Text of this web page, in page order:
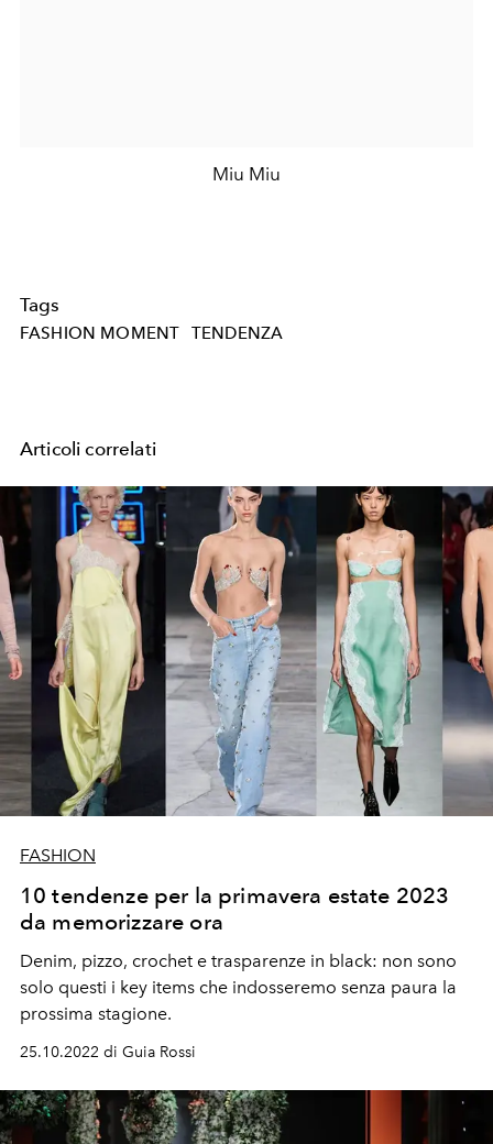
Miu Miu
Tags
FASHION MOMENT TENDENZA
Articoli correlati
FASHION
10 tendenze per la primavera estate 2023
da memorizzare ora
Denim, pizzo, crochet e trasparenze in black: non sono
solo questi i key items che indosseremo senza paura la
prossima stagione.
25.10.2022 di Guia Rossi